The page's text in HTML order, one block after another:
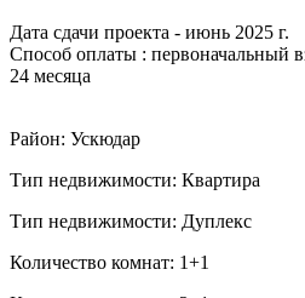
Дата сдачи проекта - июнь 2025 г.
Способ оплаты : первоначальный
24 месяца
Район: Ускюдар
Тип недвижимости: Квартира
Тип недвижимости: Дуплекс
Количество комнат: 1+1